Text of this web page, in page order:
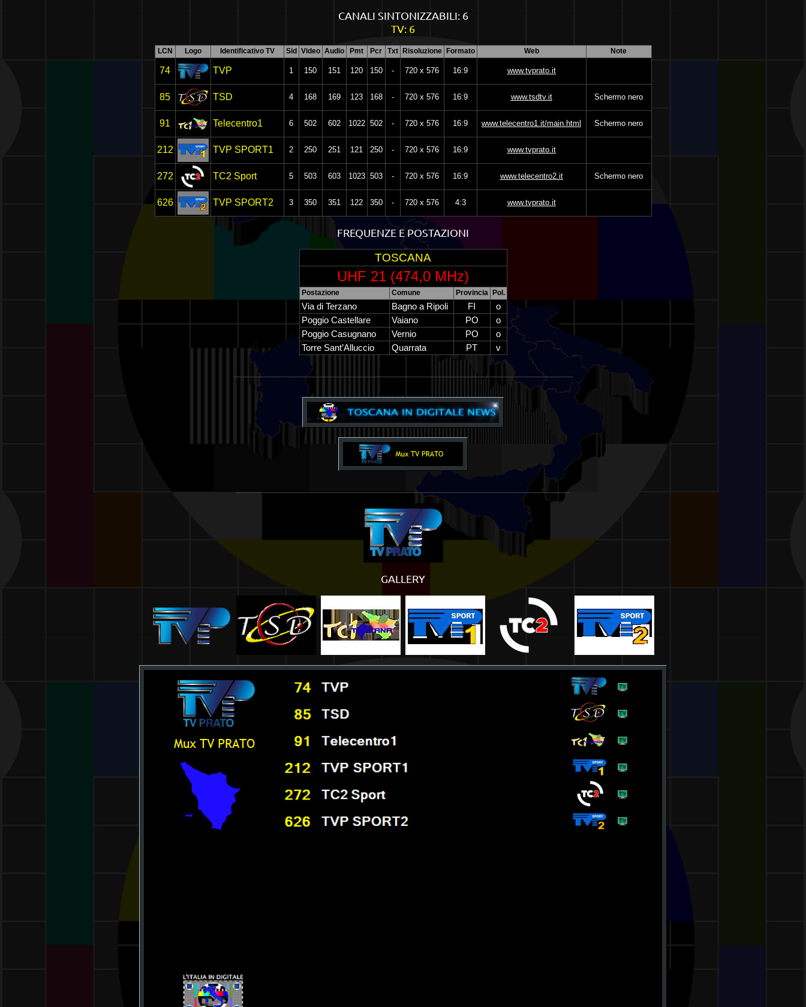
CANALI SINTONIZZABILI: 6
TV: 6
LCN Logo Identificativo TV Sid Video Audio Pmt Pcr Txt Risoluzione Formato Web Note
74 TVP 1 150 151 120 150 - 720 x 576 16:9 www.tvprato.it‎
85 TSD 4 168 169 123 168 - 720 x 576 16:9 www.tsdtv.it Schermo nero
91 Telecentro1 6 502 602 1022 502 - 720 x 576 16:9 www.telecentro1.it/main.html Schermo nero
212 TVP SPORT1 2 250 251 121 250 - 720 x 576 16:9 www.tvprato.it
272 TC2 Sport 5 503 603 1023 503 - 720 x 576 16:9 www.telecentro2.it Schermo nero
626 TVP SPORT2 3 350 351 122 350 - 720 x 576 4:3 www.tvprato.it
FREQUENZE E POSTAZIONI
TOSCANA
UHF 21 (474,0 MHz)
Postazione Comune Provincia Pol.
Via di Terzano Bagno a Ripoli FI
o
Poggio Castellare
Vaiano PO
o
Poggio Casugnano
Vernio PO
o
Torre Sant’Alluccio
Quarrata PT v
_______________________________________________________________
______________________________________________________________
GALLERY